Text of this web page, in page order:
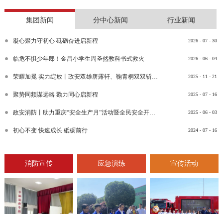
集团新闻 分中心新闻 行业新闻
2026 - 07 - 30
凝心聚力守初心 砥砺奋进启新程
2026 - 06 - 04
临危不惧少年郎！金昌小学生周圣然教科书式救火
2025 - 11 - 21
荣耀加冕 实力绽放丨政安双雄唐露轩、鞠青桐双双斩获“渝消蓝盾讲师团金牌讲师”比武竞赛决赛大奖
2025 - 07 - 16
聚势同频谋远略 勠力同心启新程
2025 - 06 - 03
政安消防丨助力重庆“安全生产月”活动暨全民安全开放日活动
2024 - 07 - 16
初心不变 快速成长 砥砺前行
消防宣传 应急演练 宣传活动